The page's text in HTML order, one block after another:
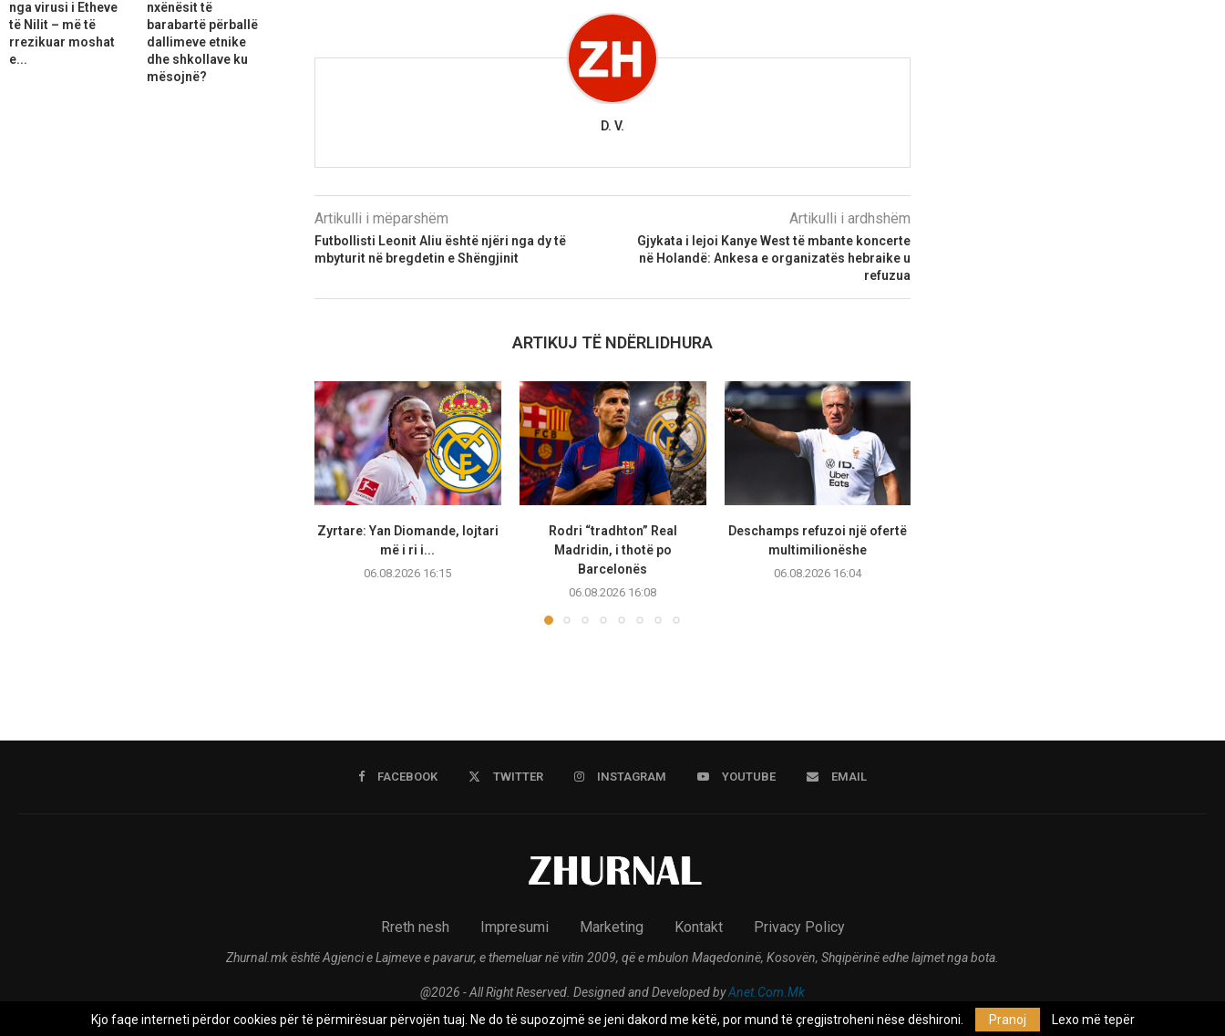
D. V.
Artikulli i mëparshëm
Futbollisti Leonit Aliu është njëri nga dy të
mbyturit në bregdetin e Shëngjinit
Artikulli i ardhshëm
Gjykata i lejoi Kanye West të mbante koncerte
në Holandë: Ankesa e organizatës hebraike u
refuzua
ARTIKUJ TË NDËRLIDHURA
Zyrtare: Yan Diomande, lojtari
më i ri i...
06.08.2026 16:15
Rodri “tradhton” Real
Madridin, i thotë po
Barcelonës
06.08.2026 16:08
Deschamps refuzoi një ofertë
multimilionëshe
06.08.2026 16:04
nga virusi i Etheve
të Nilit – më të
rrezikuar moshat
e...
nxënësit të
barabartë përballë
dallimeve etnike
dhe shkollave ku
mësojnë?
FACEBOOK TWITTER INSTAGRAM YOUTUBE EMAIL
Rreth nesh Impresumi Marketing Kontakt Privacy Policy
Zhurnal.mk është Agjenci e Lajmeve e pavarur, e themeluar në vitin 2009, që e mbulon Maqedoninë, Kosovën, Shqipërinë edhe lajmet nga bota.
@2026 - All Right Reserved. Designed and Developed byAnet.Com.Mk
Kjo faqe interneti përdor cookies për të përmirësuar përvojën tuaj. Ne do të supozojmë se jeni dakord me këtë, por mund të çregjistroheni nëse dëshironi.
Pranoj Lexo më tepër